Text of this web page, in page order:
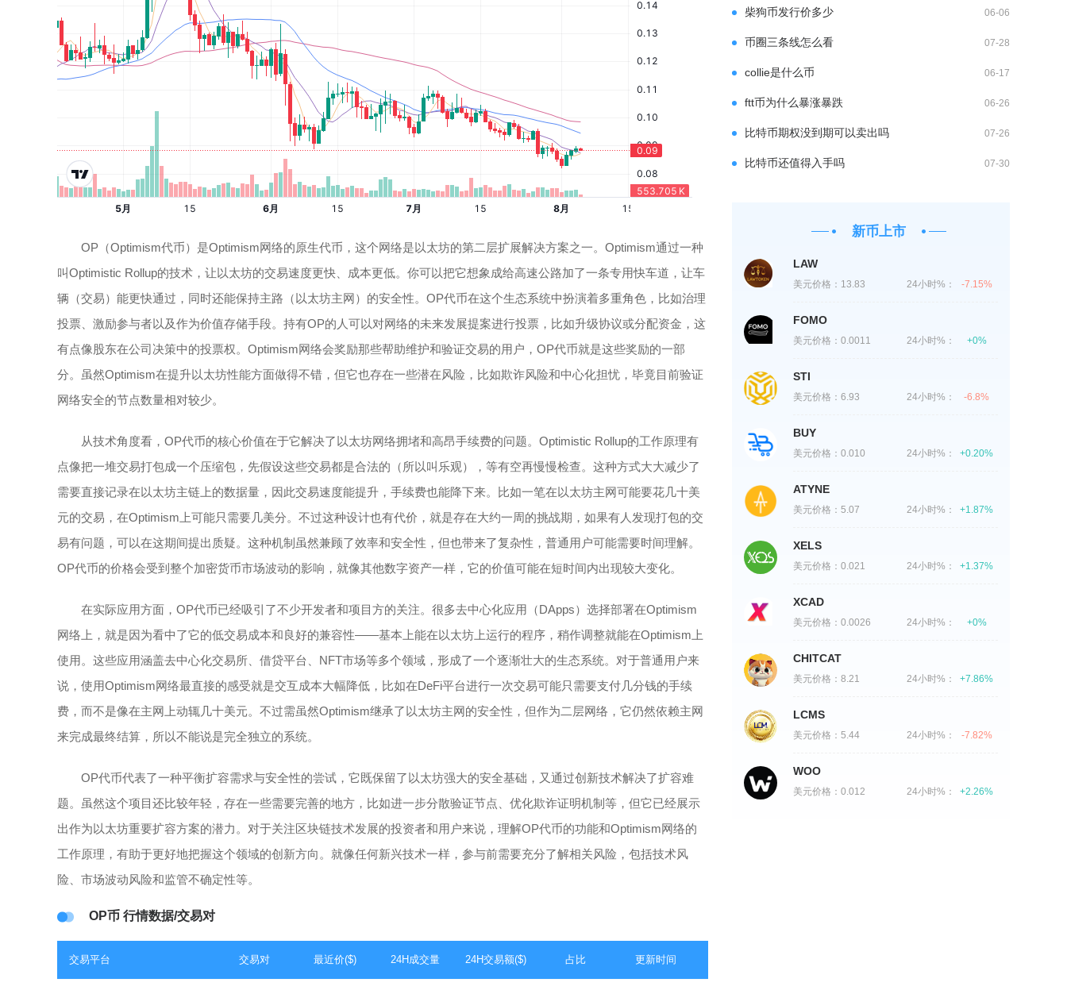
OP（Optimism代币）是Optimism网络的原生代币，这个网络是以太坊的第二层扩展解决方案之一。Optimism通过一种
叫Optimistic Rollup的技术，让以太坊的交易速度更快、成本更低。你可以把它想象成给高速公路加了一条专用快车道，让车
辆（交易）能更快通过，同时还能保持主路（以太坊主网）的安全性。OP代币在这个生态系统中扮演着多重角色，比如治理
投票、激励参与者以及作为价值存储手段。持有OP的人可以对网络的未来发展提案进行投票，比如升级协议或分配资金，这
有点像股东在公司决策中的投票权。Optimism网络会奖励那些帮助维护和验证交易的用户，OP代币就是这些奖励的一部
分。虽然Optimism在提升以太坊性能方面做得不错，但它也存在一些潜在风险，比如欺诈风险和中心化担忧，毕竟目前验证
网络安全的节点数量相对较少。
从技术角度看，OP代币的核心价值在于它解决了以太坊网络拥堵和高昂手续费的问题。Optimistic Rollup的工作原理有
点像把一堆交易打包成一个压缩包，先假设这些交易都是合法的（所以叫乐观），等有空再慢慢检查。这种方式大大减少了
需要直接记录在以太坊主链上的数据量，因此交易速度能提升，手续费也能降下来。比如一笔在以太坊主网可能要花几十美
元的交易，在Optimism上可能只需要几美分。不过这种设计也有代价，就是存在大约一周的挑战期，如果有人发现打包的交
易有问题，可以在这期间提出质疑。这种机制虽然兼顾了效率和安全性，但也带来了复杂性，普通用户可能需要时间理解。
OP代币的价格会受到整个加密货币市场波动的影响，就像其他数字资产一样，它的价值可能在短时间内出现较大变化。
在实际应用方面，OP代币已经吸引了不少开发者和项目方的关注。很多去中心化应用（DApps）选择部署在Optimism
网络上，就是因为看中了它的低交易成本和良好的兼容性——基本上能在以太坊上运行的程序，稍作调整就能在Optimism上
使用。这些应用涵盖去中心化交易所、借贷平台、NFT市场等多个领域，形成了一个逐渐壮大的生态系统。对于普通用户来
说，使用Optimism网络最直接的感受就是交互成本大幅降低，比如在DeFi平台进行一次交易可能只需要支付几分钱的手续
费，而不是像在主网上动辄几十美元。不过需虽然Optimism继承了以太坊主网的安全性，但作为二层网络，它仍然依赖主网
来完成最终结算，所以不能说是完全独立的系统。
OP代币代表了一种平衡扩容需求与安全性的尝试，它既保留了以太坊强大的安全基础，又通过创新技术解决了扩容难
题。虽然这个项目还比较年轻，存在一些需要完善的地方，比如进一步分散验证节点、优化欺诈证明机制等，但它已经展示
出作为以太坊重要扩容方案的潜力。对于关注区块链技术发展的投资者和用户来说，理解OP代币的功能和Optimism网络的
工作原理，有助于更好地把握这个领域的创新方向。就像任何新兴技术一样，参与前需要充分了解相关风险，包括技术风
险、市场波动风险和监管不确定性等。
OP币 行情数据/交易对
交易平台 交易对 最近价($) 24H成交量 24H交易额($) 占比 更新时间
柴狗币发行价多少 06-06
币圈三条线怎么看 07-28
collie是什么币 06-17
ftt币为什么暴涨暴跌 06-26
比特币期权没到期可以卖出吗 07-26
比特币还值得入手吗 07-30
新币上市
LAW
美元价格： 13.83 24小时%： -7.15%
FOMO
美元价格： 0.0011 24小时%： +0%
STI
美元价格： 6.93 24小时%： -6.8%
BUY
美元价格： 0.010 24小时%： +0.20%
ATYNE
美元价格： 5.07 24小时%： +1.87%
XELS
美元价格： 0.021 24小时%： +1.37%
XCAD
美元价格： 0.0026 24小时%： +0%
CHITCAT
美元价格： 8.21 24小时%： +7.86%
LCMS
美元价格： 5.44 24小时%： -7.82%
WOO
美元价格： 0.012 24小时%： +2.26%